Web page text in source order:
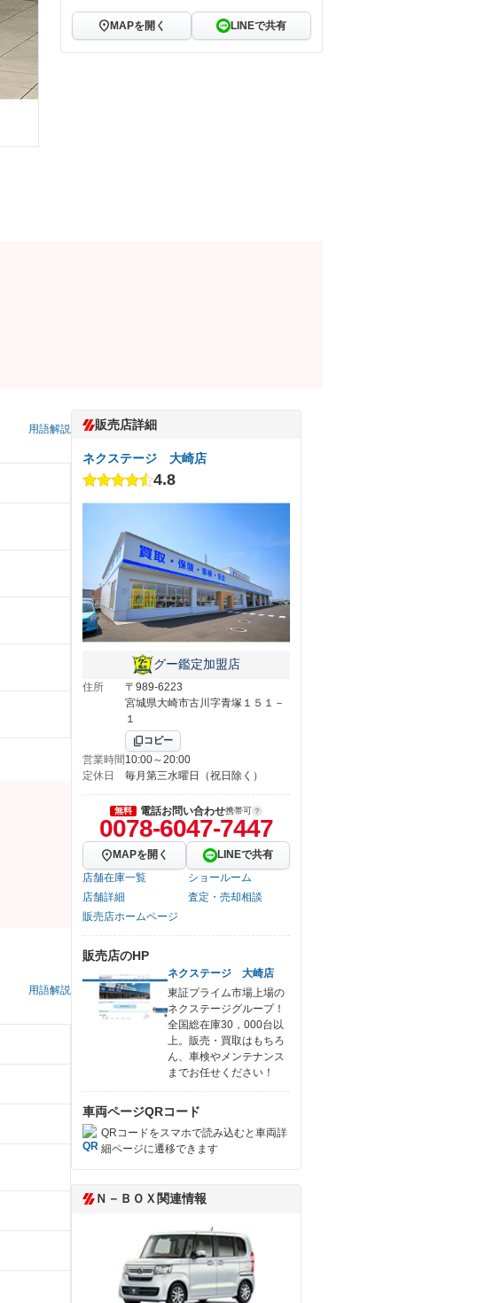
MAPを開く LINEで共有
用語解説
用語解説
販売店詳細
ネクステージ 大崎店
4.8
グー鑑定加盟店
住所
〒989-6223
宮城県大崎市古川字青塚１５１－
１
コピー
営業時間10:00～20:00
定休日
毎月第三水曜日（祝日除く）
無料 電話お問い合わせ携帯可
0078-6047-7447
MAPを開く
LINEで共有
店舗在庫一覧
ショールーム
店舗詳細
査定・売却相談
販売店ホームページ
販売店のHP
ネクステージ 大崎店
東証プライム市場上場の
ネクステージグループ！
全国総在庫30，000台以
上。販売・買取はもちろ
ん、車検やメンテナンス
までお任せください！
車両ページQRコード
QRコードをスマホで読み込むと車両詳
細ページに遷移できます
Ｎ－ＢＯＸ関連情報